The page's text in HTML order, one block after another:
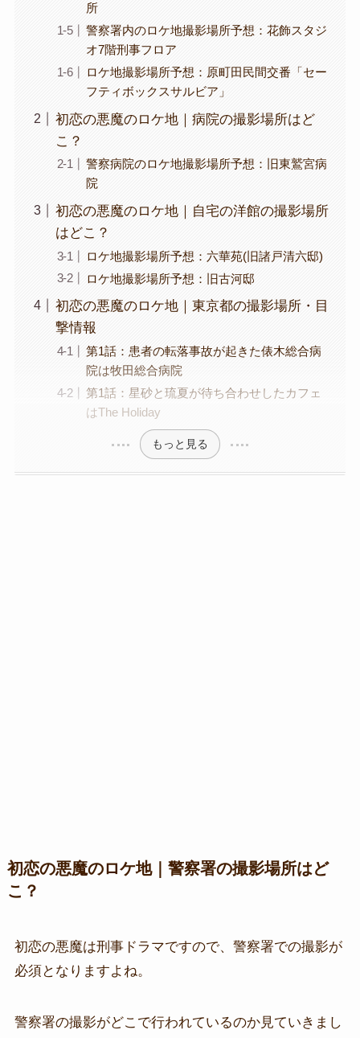
所
警察署内のロケ地撮影場所予想：花飾スタジ
オ7階刑事フロア
ロケ地撮影場所予想：原町田民間交番「セー
フティボックスサルビア」
初恋の悪魔のロケ地｜病院の撮影場所はど
こ？
警察病院のロケ地撮影場所予想：旧東鷲宮病
院
初恋の悪魔のロケ地｜自宅の洋館の撮影場所
はどこ？
ロケ地撮影場所予想：六華苑(旧諸戸清六邸)
ロケ地撮影場所予想：旧古河邸
初恋の悪魔のロケ地｜東京都の撮影場所・目
撃情報
第1話：患者の転落事故が起きた俵木総合病
院は牧田総合病院
第1話：星砂と琉夏が待ち合わせしたカフェ
はThe Holiday
もっと見る
初恋の悪魔のロケ地｜警察署の撮影場所はど
こ？
初恋の悪魔は刑事ドラマですので、警察署での撮影が
必須となりますよね。
警察署の撮影がどこで行われているのか見ていきまし